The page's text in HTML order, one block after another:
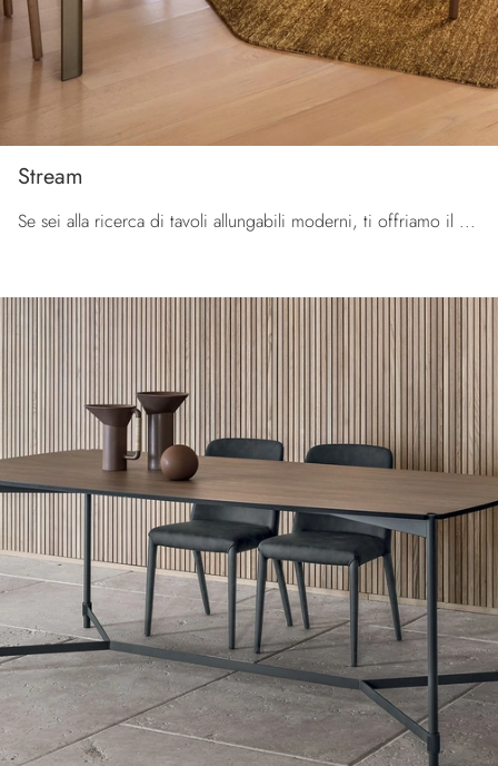
Stream
Se sei alla ricerca di tavoli allungabili moderni, ti offriamo il modello da cucina in ceramica Stream della firma Calligaris.